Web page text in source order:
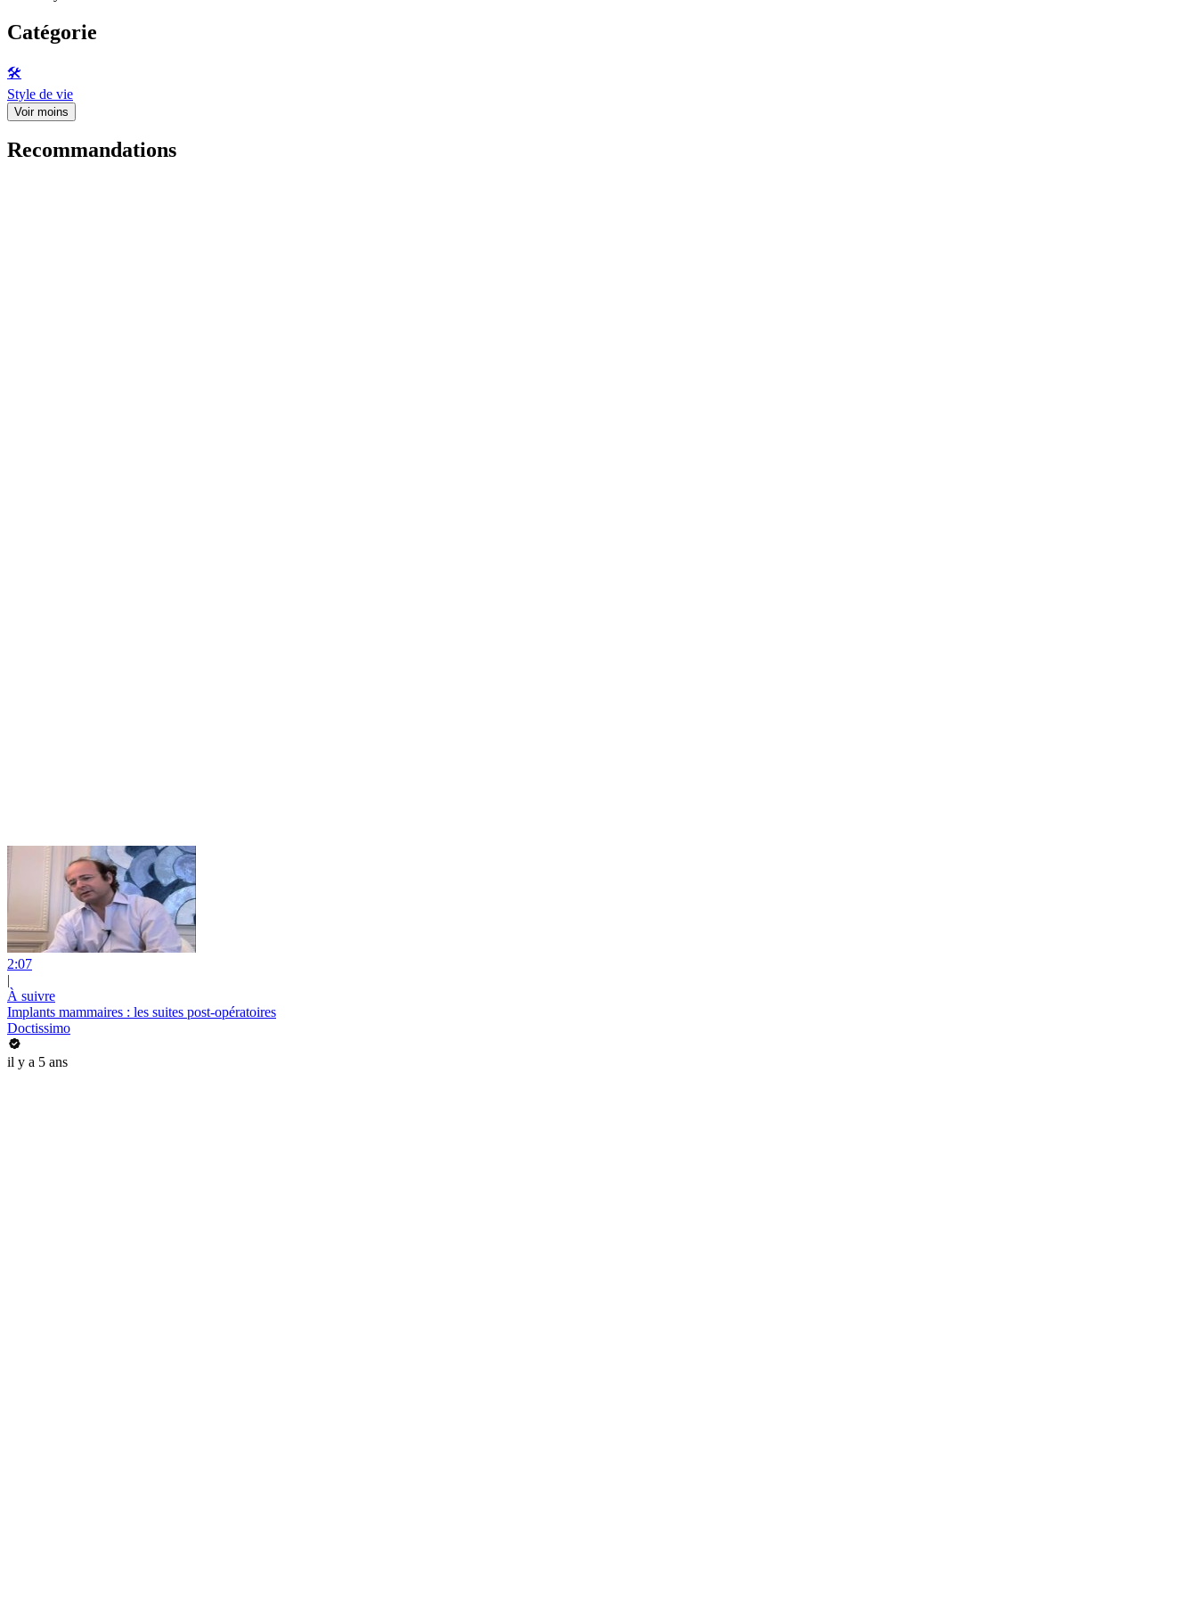
Catégorie
🛠️
Style de vie
Voir moins
Recommandations
2:07
|
À suivre
Implants mammaires : les suites post-opératoires
Doctissimo
il y a 5 ans